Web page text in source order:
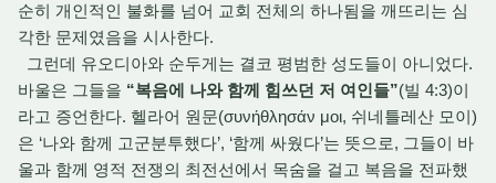
순히 개인적인 불화를 넘어 교회 전체의 하나됨을 깨뜨리는 심
각한 문제였음을 시사한다.
그런데 유오디아와 순두게는 결코 평범한 성도들이 아니었다.
바울은 그들을 “복음에 나와 함께 힘쓰던 저 여인들”(빌 4:3)이
라고 증언한다. 헬라어 원문(συνήθλησάν μοι, 쉬네틀레산 모이)
은 ‘나와 함께 고군분투했다’, ‘함께 싸웠다’는 뜻으로, 그들이 바
울과 함께 영적 전쟁의 최전선에서 목숨을 걸고 복음을 전파했